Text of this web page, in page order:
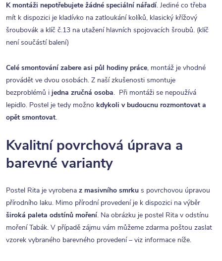
K montáži nepotřebujete žádné speciální nářadí. Jediné co třeba
mít k dispozici je kladívko na zatloukání kolíků, klasický křížový
šroubovák a klíč č.13 na utažení hlavních spojovacích šroubů. (klíč
není součástí balení)
Celé smontování zabere asi půl hodiny práce, montáž je vhodné
provádět ve dvou osobách. Z naší zkušenosti smontuje
bezproblémů i jedna zručná osoba. Při montáži se nepoužívá
lepidlo. Postel je tedy možno kdykoli v budoucnu rozmontovat a
opět smontovat.
Kvalitní povrchová úprava a
barevné varianty
Postel Rita je vyrobena z masivního smrku s povrchovou úpravou
přírodního laku. Mimo přírodní provedení je k dispozici na výběr
široká paleta odstínů moření. Na obrázku je postel Rita v odstínu
moření Tabák. V případě zájmu vám můžeme zdarma poštou zaslat
vzorek vybraného barevného provedení – viz informace níže.